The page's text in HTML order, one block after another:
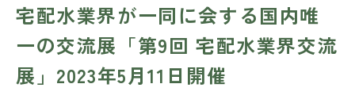
宅配水業界が一同に会する国内唯
一の交流展「第9回 宅配水業界交流
展」2023年5月11日開催